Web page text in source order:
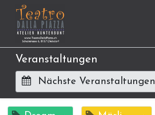
Veranstaltungen
Nächste Veranstaltungen